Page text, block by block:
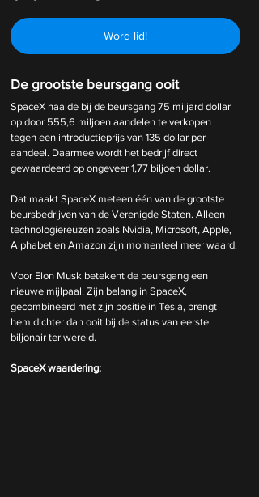
Word lid!
De grootste beursgang ooit
SpaceX haalde bij de beursgang 75 miljard dollar
op door 555,6 miljoen aandelen te verkopen
tegen een introductieprijs van 135 dollar per
aandeel. Daarmee wordt het bedrijf direct
gewaardeerd op ongeveer 1,77 biljoen dollar.
Dat maakt SpaceX meteen één van de grootste
beursbedrijven van de Verenigde Staten. Alleen
technologiereuzen zoals Nvidia, Microsoft, Apple,
Alphabet en Amazon zijn momenteel meer waard.
Voor Elon Musk betekent de beursgang een
nieuwe mijlpaal. Zijn belang in SpaceX,
gecombineerd met zijn positie in Tesla, brengt
hem dichter dan ooit bij de status van eerste
biljonair ter wereld.
SpaceX waardering: